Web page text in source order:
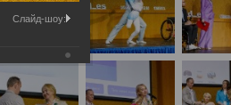
Слайд-шоу: